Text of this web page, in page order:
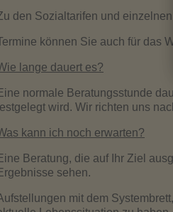
den Sozialtarifen und
können Sie auch für das
lange dauert es?
normale Beratungsstunde
wird. Wir richten uns
kann ich noch erwarten?
Beratung, die auf Ihr Ziel
sehen.
mit dem